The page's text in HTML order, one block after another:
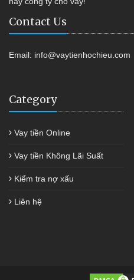
Contact Us
Email: info@vaytienhochieu.com
Category
Vay tiền Online
Vay tiền Không Lãi Suất
Kiểm tra nợ xấu
Liên hệ